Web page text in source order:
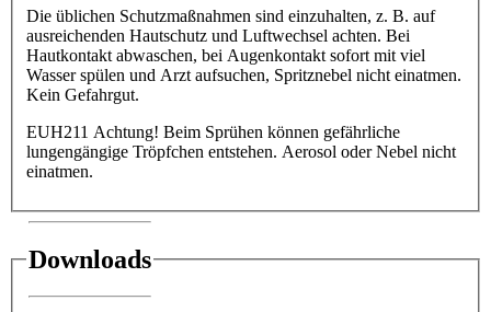
Die üblichen Schutzmaßnahmen sind einzuhalten, z. B. auf
ausreichenden Hautschutz und Luftwechsel achten. Bei
Hautkontakt abwaschen, bei Augenkontakt sofort mit viel
Wasser spülen und Arzt aufsuchen, Spritznebel nicht einatmen.
Kein Gefahrgut.
EUH211 Achtung! Beim Sprühen können gefährliche
lungengängige Tröpfchen entstehen. Aerosol oder Nebel nicht
einatmen.
Downloads